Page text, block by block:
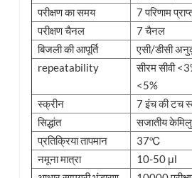
परीक्षण का समय
7 परिणाम
परीक्षण चैनल
7 चैनल
बिजली की आपूर्ति
एसी/डीसी
repeatability
सीरम सीवी
<5%
स्क्रीन
7 इंच की टच
सिद्धांत
सजातीय
प्रतिक्रिया तापमान
37℃
नमूना मात्रा
10-50 μl